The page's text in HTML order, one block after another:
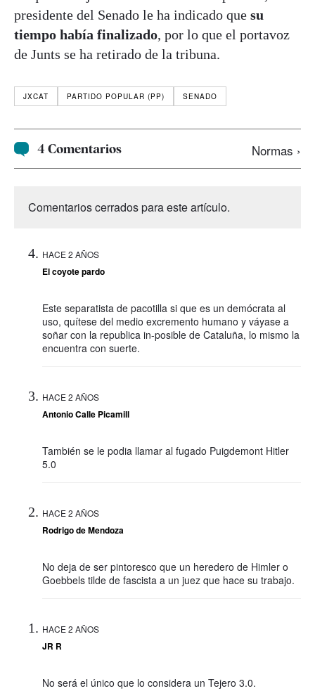
presidente del Senado le ha indicado que su
tiempo había finalizado, por lo que el portavoz
de Junts se ha retirado de la tribuna.
JXCAT PARTIDO POPULAR (PP) SENADO
4 Comentarios Normas ›
Comentarios cerrados para este artículo.
HACE 2 AÑOS
El coyote pardo
Este separatista de pacotilla si que es un demócrata al
uso, quítese del medio excremento humano y váyase a
soñar con la republica in-posible de Cataluña, lo mismo la
encuentra con suerte.
HACE 2 AÑOS
Antonio Calle Picamill
También se le podia llamar al fugado Puigdemont Hitler
5.0
HACE 2 AÑOS
Rodrigo de Mendoza
No deja de ser pintoresco que un heredero de Himler o
Goebbels tilde de fascista a un juez que hace su trabajo.
HACE 2 AÑOS
JR R
No será el único que lo considera un Tejero 3.0.